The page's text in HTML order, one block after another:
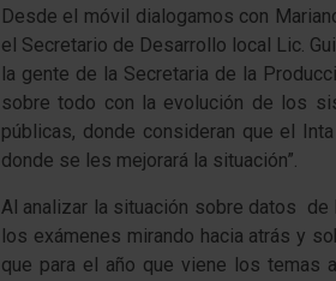
Desde el móvil dialogamos con
el Secretario de Desarrollo local Lic.
la gente de la Secretaria de la
sobre todo con la evolución de los
públicas, donde consideran que el
donde se les mejorará la situación”.
Al analizar la situación sobre datos de
los exámenes mirando hacia atrás y
que para el año que viene los temas